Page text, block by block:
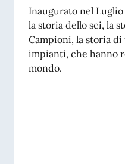
Inaugurato nel
la storia dello sci, la
Campioni, la storia di
impianti, che hanno
mondo.